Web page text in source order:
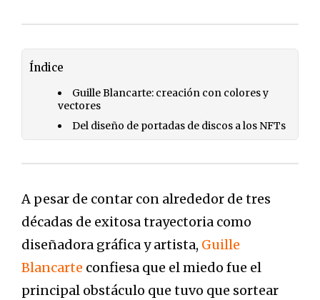
Índice
Guille Blancarte: creación con colores y
vectores
Del diseño de portadas de discos a los NFTs
A pesar de contar con alrededor de tres
décadas de exitosa trayectoria como
diseñadora gráfica y artista, Guille
Blancarte confiesa que el miedo fue el
principal obstáculo que tuvo que sortear